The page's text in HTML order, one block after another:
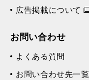
広告掲載について
お問い合わせ
よくある質問
お問い合わせ先一覧